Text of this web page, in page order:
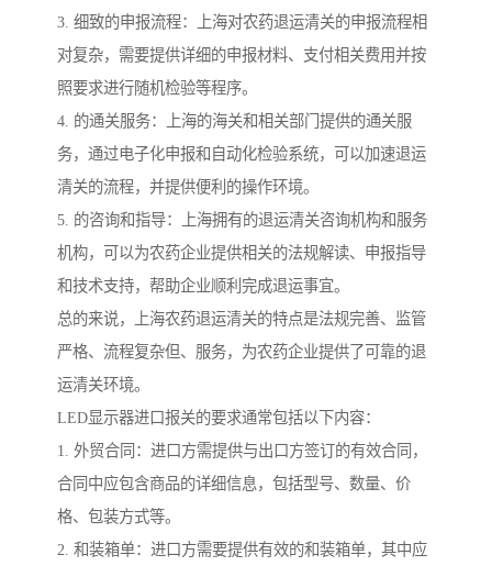
3. 细致的申报流程：上海对农药退运清关的申报流程相
对复杂，需要提供详细的申报材料、支付相关费用并按
照要求进行随机检验等程序。
4. 的通关服务：上海的海关和相关部门提供的通关服
务，通过电子化申报和自动化检验系统，可以加速退运
清关的流程，并提供便利的操作环境。
5. 的咨询和指导：上海拥有的退运清关咨询机构和服务
机构，可以为农药企业提供相关的法规解读、申报指导
和技术支持，帮助企业顺利完成退运事宜。
总的来说，上海农药退运清关的特点是法规完善、监管
严格、流程复杂但、服务，为农药企业提供了可靠的退
运清关环境。
LED显示器进口报关的要求通常包括以下内容：
1. 外贸合同：进口方需提供与出口方签订的有效合同，
合同中应包含商品的详细信息，包括型号、数量、价
格、包装方式等。
2. 和装箱单：进口方需要提供有效的和装箱单，其中应